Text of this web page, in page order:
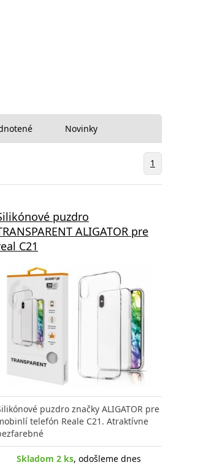
Novinky
1
puzdro
ALIGATOR pre
C21
puzdro značky ALIGATOR pre
telefón Reale C21. Atraktívne
Skladom 2 ks, odošleme dnes